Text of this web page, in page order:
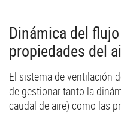
Dinámica del
propiedades del
El sistema de ventilación
de gestionar tanto la
caudal de aire) como las